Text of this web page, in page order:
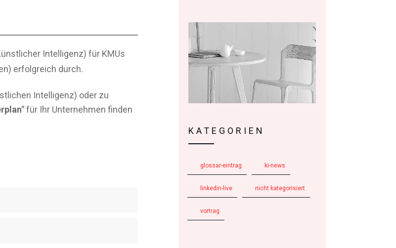
Intelligenz) für KMUs
erfolgreich durch.
Intelligenz) oder zu
für Ihr Unternehmen finden
KATEGORIEN
glossar-eintrag ki-news
linkedin-live nicht kategorisiert
vortrag